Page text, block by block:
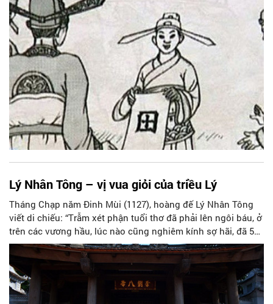
Lý Nhân Tông – vị vua giỏi của triều Lý
Tháng Chạp năm Đinh Mùi (1127), hoàng đế Lý Nhân Tông
viết di chiếu: “Trẫm xét phận tuổi thơ đã phải lên ngôi báu, ở
trên các vương hầu, lúc nào cũng nghiêm kính sợ hãi, đã 56
năm nay…”.